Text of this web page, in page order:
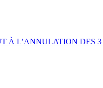
À L’ANNULATION DES 3